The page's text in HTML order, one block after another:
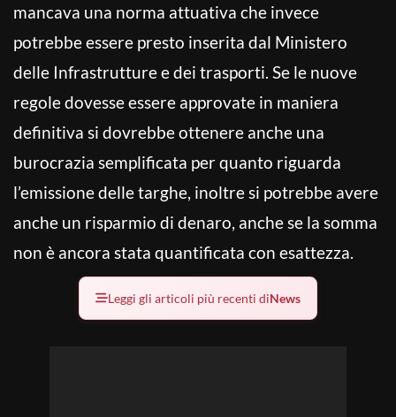
mancava una norma attuativa che invece
potrebbe essere presto inserita dal Ministero
delle Infrastrutture e dei trasporti. Se le nuove
regole dovesse essere approvate in maniera
definitiva si dovrebbe ottenere anche una
burocrazia semplificata per quanto riguarda
l’emissione delle targhe, inoltre si potrebbe avere
anche un risparmio di denaro, anche se la somma
non è ancora stata quantificata con esattezza.
Leggi gli articoli più recenti diNews